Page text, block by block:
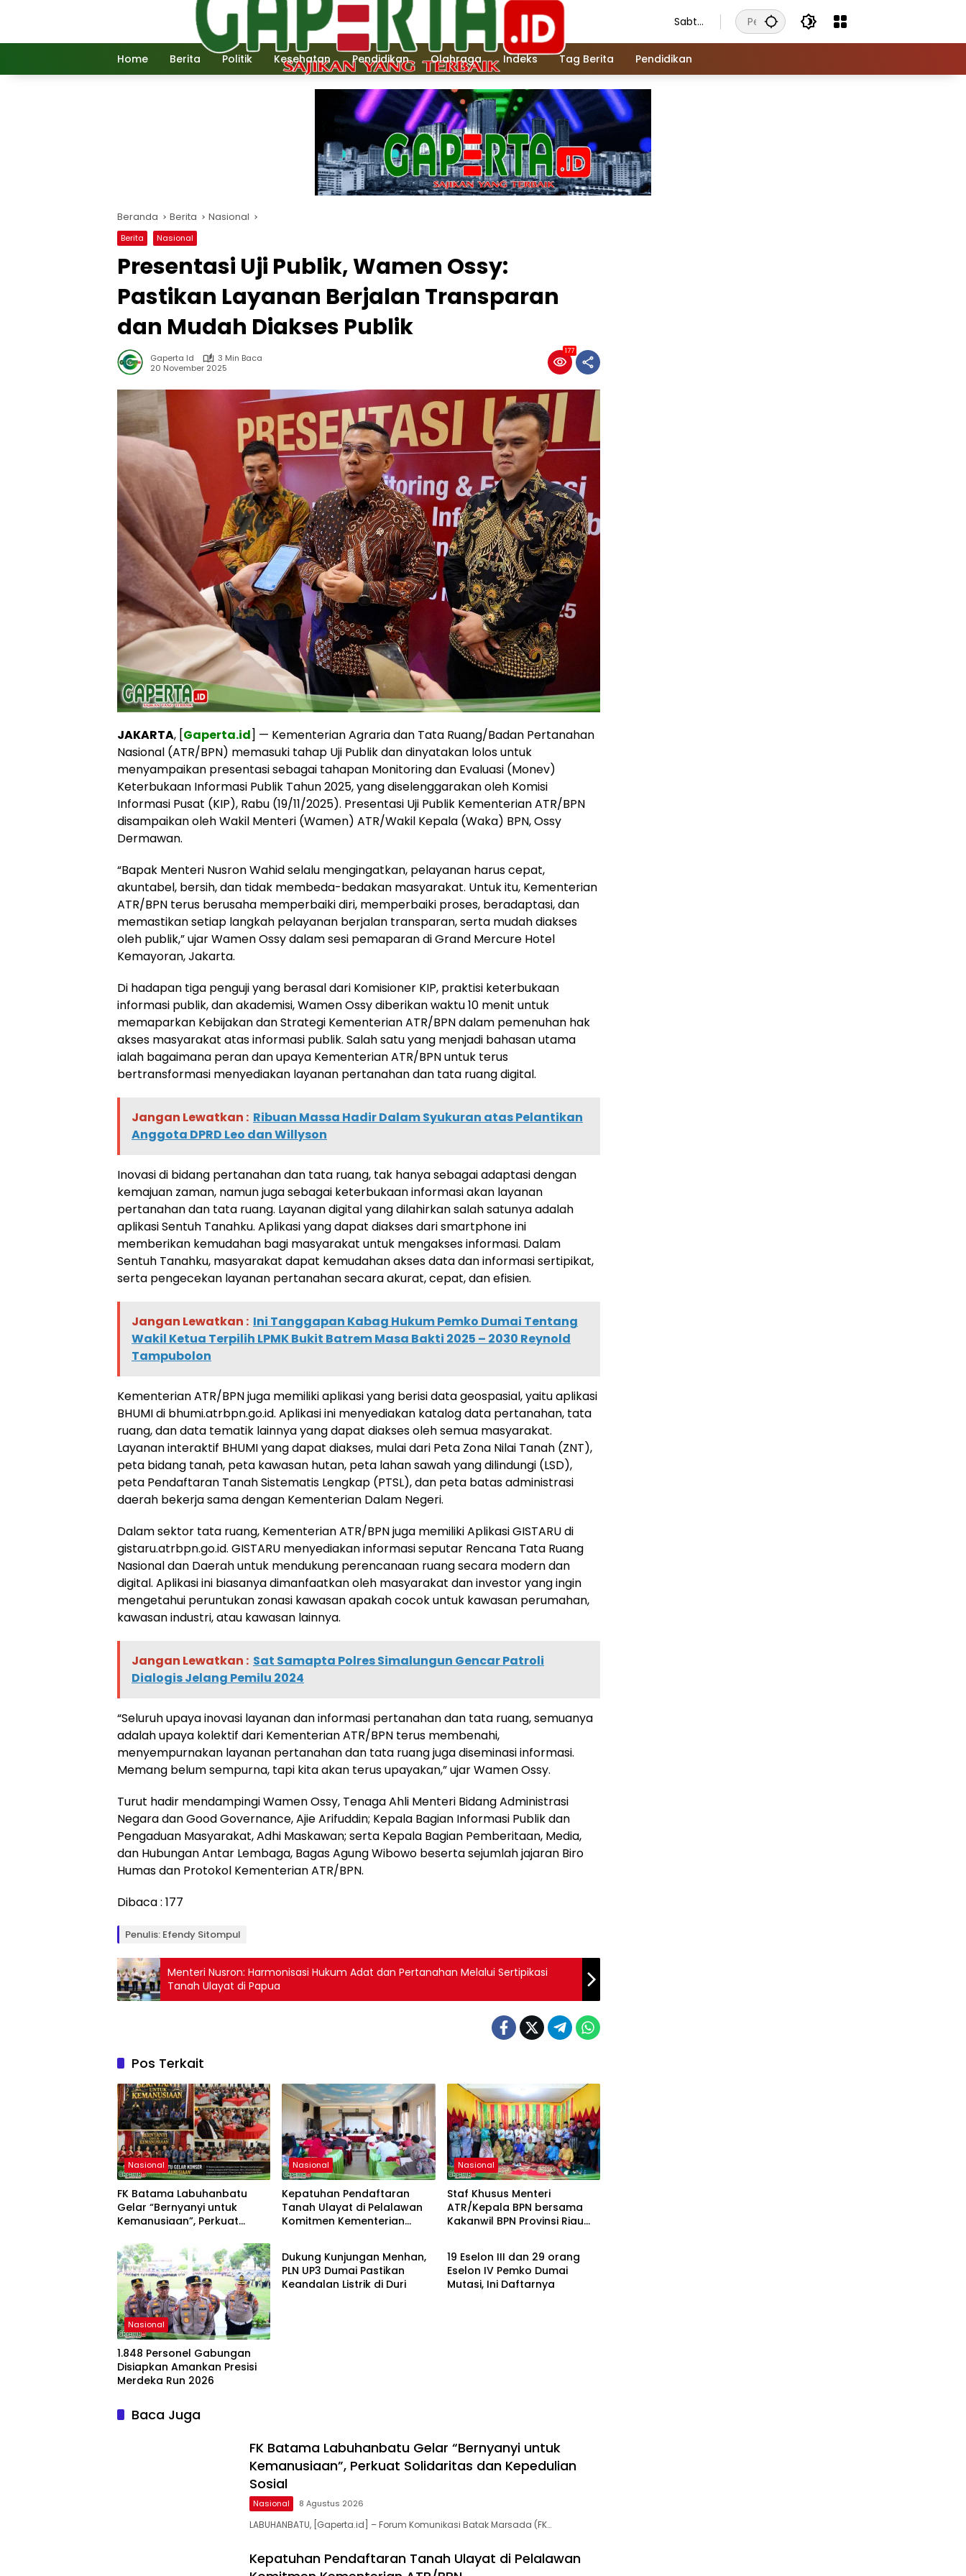
Sabtu
Agust
us
Home Berita Politik Kesehatan Pendidikan Olahraga Indeks Tag Berita Pendidikan
Beranda Berita Nasional
Berita Nasional
Presentasi Uji Publik, Wamen Ossy:
Pastikan Layanan Berjalan Transparan
dan Mudah Diakses Publik
Gaperta Id
3 Min Baca
20 November 2025
177
JAKARTA, [Gaperta.id] — Kementerian Agraria dan Tata Ruang/Badan Pertanahan
Nasional (ATR/BPN) memasuki tahap Uji Publik dan dinyatakan lolos untuk
menyampaikan presentasi sebagai tahapan Monitoring dan Evaluasi (Monev)
Keterbukaan Informasi Publik Tahun 2025, yang diselenggarakan oleh Komisi
Informasi Pusat (KIP), Rabu (19/11/2025). Presentasi Uji Publik Kementerian ATR/BPN
disampaikan oleh Wakil Menteri (Wamen) ATR/Wakil Kepala (Waka) BPN, Ossy
Dermawan.
“Bapak Menteri Nusron Wahid selalu mengingatkan, pelayanan harus cepat,
akuntabel, bersih, dan tidak membeda-bedakan masyarakat. Untuk itu, Kementerian
ATR/BPN terus berusaha memperbaiki diri, memperbaiki proses, beradaptasi, dan
memastikan setiap langkah pelayanan berjalan transparan, serta mudah diakses
oleh publik,” ujar Wamen Ossy dalam sesi pemaparan di Grand Mercure Hotel
Kemayoran, Jakarta.
Di hadapan tiga penguji yang berasal dari Komisioner KIP, praktisi keterbukaan
informasi publik, dan akademisi, Wamen Ossy diberikan waktu 10 menit untuk
memaparkan Kebijakan dan Strategi Kementerian ATR/BPN dalam pemenuhan hak
akses masyarakat atas informasi publik. Salah satu yang menjadi bahasan utama
ialah bagaimana peran dan upaya Kementerian ATR/BPN untuk terus
bertransformasi menyediakan layanan pertanahan dan tata ruang digital.
Jangan Lewatkan : Ribuan Massa Hadir Dalam Syukuran atas Pelantikan
Anggota DPRD Leo dan Willyson
Inovasi di bidang pertanahan dan tata ruang, tak hanya sebagai adaptasi dengan
kemajuan zaman, namun juga sebagai keterbukaan informasi akan layanan
pertanahan dan tata ruang. Layanan digital yang dilahirkan salah satunya adalah
aplikasi Sentuh Tanahku. Aplikasi yang dapat diakses dari smartphone ini
memberikan kemudahan bagi masyarakat untuk mengakses informasi. Dalam
Sentuh Tanahku, masyarakat dapat kemudahan akses data dan informasi sertipikat,
serta pengecekan layanan pertanahan secara akurat, cepat, dan efisien.
Jangan Lewatkan : Ini Tanggapan Kabag Hukum Pemko Dumai Tentang
Wakil Ketua Terpilih LPMK Bukit Batrem Masa Bakti 2025 – 2030 Reynold
Tampubolon
Kementerian ATR/BPN juga memiliki aplikasi yang berisi data geospasial, yaitu aplikasi
BHUMI di bhumi.atrbpn.go.id. Aplikasi ini menyediakan katalog data pertanahan, tata
ruang, dan data tematik lainnya yang dapat diakses oleh semua masyarakat.
Layanan interaktif BHUMI yang dapat diakses, mulai dari Peta Zona Nilai Tanah (ZNT),
peta bidang tanah, peta kawasan hutan, peta lahan sawah yang dilindungi (LSD),
peta Pendaftaran Tanah Sistematis Lengkap (PTSL), dan peta batas administrasi
daerah bekerja sama dengan Kementerian Dalam Negeri.
Dalam sektor tata ruang, Kementerian ATR/BPN juga memiliki Aplikasi GISTARU di
gistaru.atrbpn.go.id. GISTARU menyediakan informasi seputar Rencana Tata Ruang
Nasional dan Daerah untuk mendukung perencanaan ruang secara modern dan
digital. Aplikasi ini biasanya dimanfaatkan oleh masyarakat dan investor yang ingin
mengetahui peruntukan zonasi kawasan apakah cocok untuk kawasan perumahan,
kawasan industri, atau kawasan lainnya.
Jangan Lewatkan : Sat Samapta Polres Simalungun Gencar Patroli
Dialogis Jelang Pemilu 2024
“Seluruh upaya inovasi layanan dan informasi pertanahan dan tata ruang, semuanya
adalah upaya kolektif dari Kementerian ATR/BPN terus membenahi,
menyempurnakan layanan pertanahan dan tata ruang juga diseminasi informasi.
Memang belum sempurna, tapi kita akan terus upayakan,” ujar Wamen Ossy.
Turut hadir mendampingi Wamen Ossy, Tenaga Ahli Menteri Bidang Administrasi
Negara dan Good Governance, Ajie Arifuddin; Kepala Bagian Informasi Publik dan
Pengaduan Masyarakat, Adhi Maskawan; serta Kepala Bagian Pemberitaan, Media,
dan Hubungan Antar Lembaga, Bagas Agung Wibowo beserta sejumlah jajaran Biro
Humas dan Protokol Kementerian ATR/BPN.
Dibaca : 177
Penulis: Efendy Sitompul
Menteri Nusron: Harmonisasi Hukum Adat dan Pertanahan Melalui Sertipikasi
Tanah Ulayat di Papua
Pos Terkait
Nasional
FK Batama Labuhanbatu
Gelar “Bernyanyi untuk
Kemanusiaan”, Perkuat
Sosial
Nasional
Kepatuhan Pendaftaran
Tanah Ulayat di Pelalawan
Komitmen Kementerian
Nasional
Staf Khusus Menteri
ATR/Kepala BPN bersama
Kakanwil BPN Provinsi Riau
Nasional
1.848 Personel Gabungan
Disiapkan Amankan Presisi
Merdeka Run 2026
Nasional
Dukung Kunjungan Menhan,
PLN UP3 Dumai Pastikan
Keandalan Listrik di Duri
Nasional
19 Eselon III dan 29 orang
Eselon IV Pemko Dumai
Mutasi, Ini Daftarnya
Baca Juga
FK Batama Labuhanbatu Gelar “Bernyanyi untuk
Kemanusiaan”, Perkuat Solidaritas dan Kepedulian
Sosial
Nasional 8 Agustus 2026
LABUHANBATU, [Gaperta.id] – Forum Komunikasi Batak Marsada (FK…
Kepatuhan Pendaftaran Tanah Ulayat di Pelalawan